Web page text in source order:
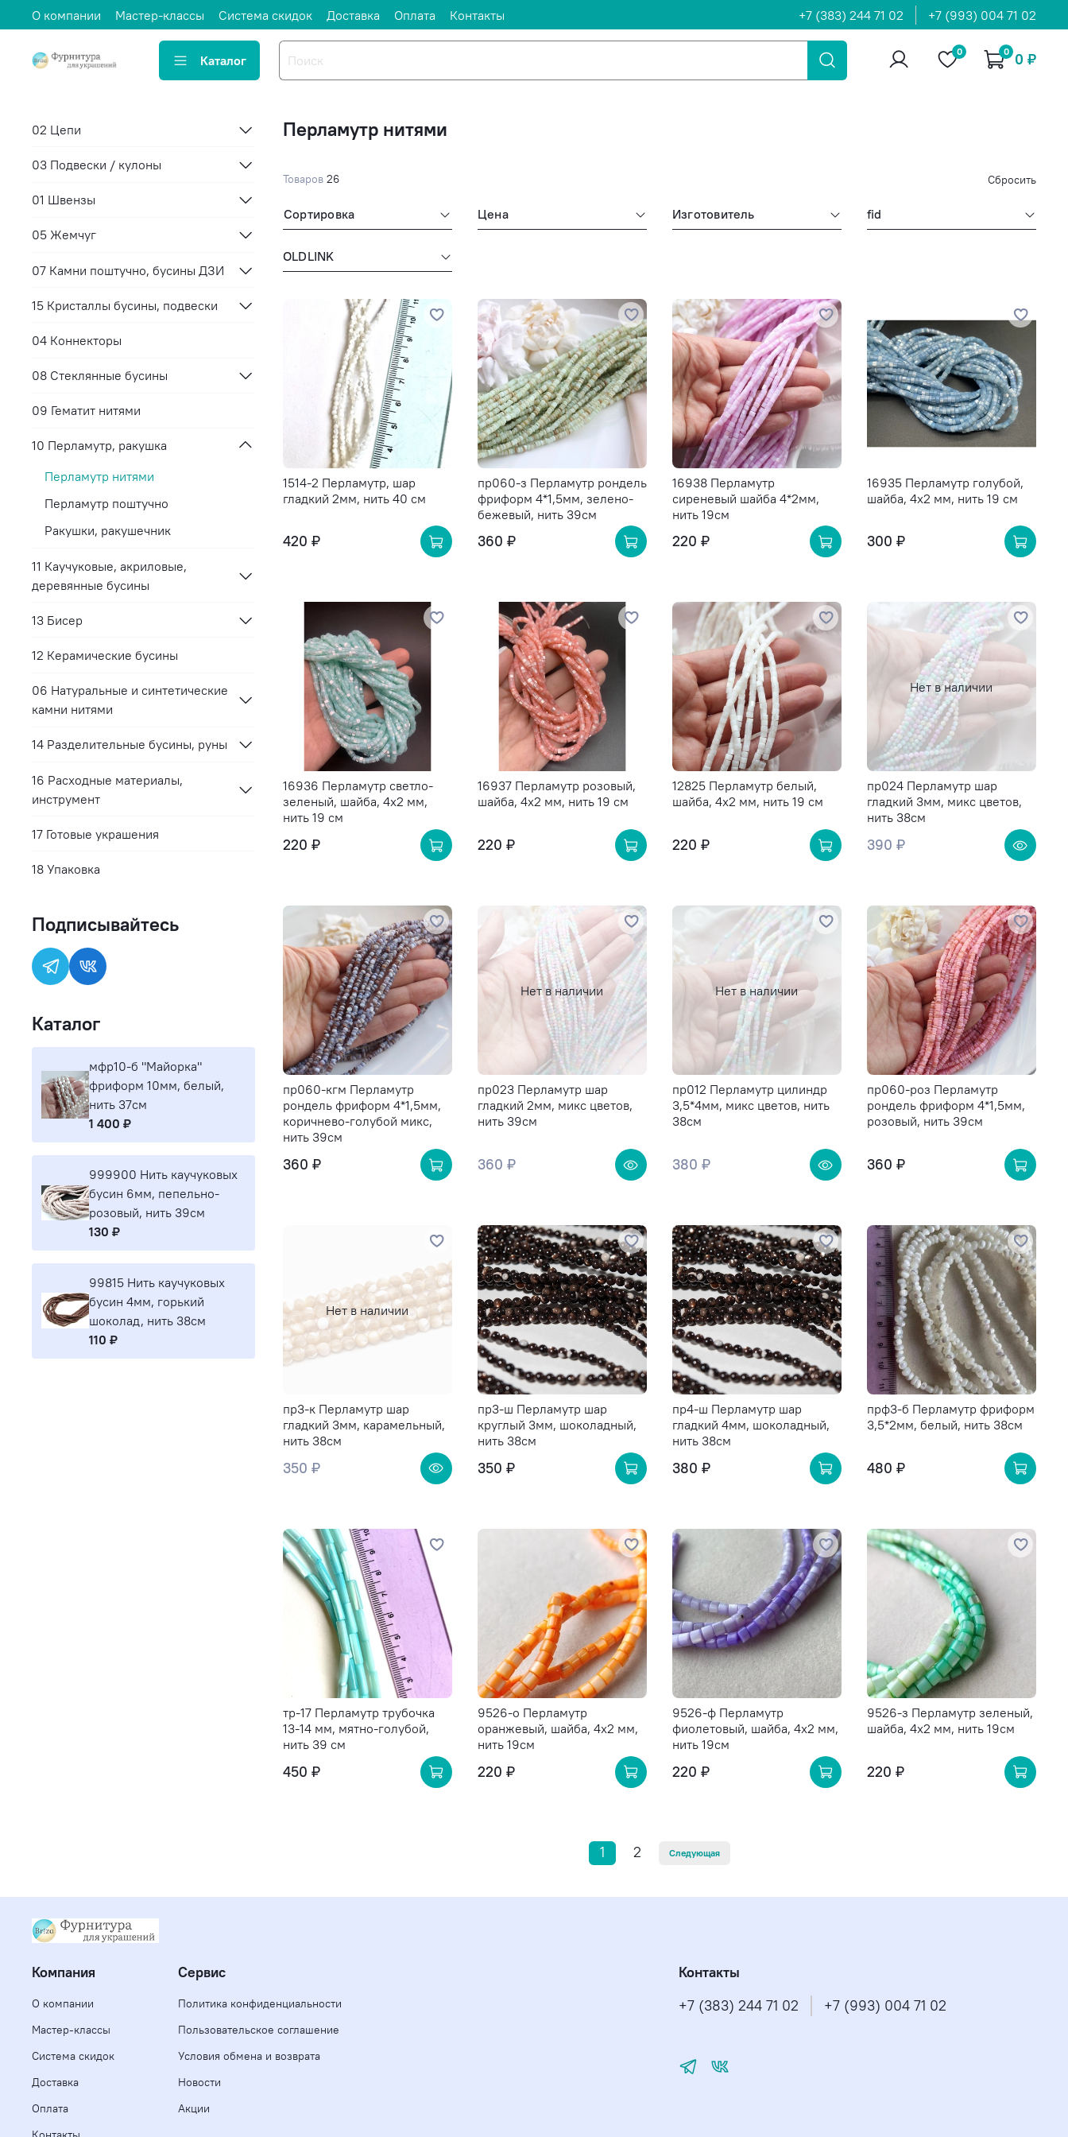
О компании Мастер-классы Система скидок Доставка Оплата Контакты +7 (383) 244 71 02 +7 (993) 004 71 02
Каталог
0 0 0 ₽
Перламутр нитями
Товаров 26 Сбросить
Сортировка Цена Изготовитель fid
OLDLINK
1514-2 Перламутр, шар
гладкий 2мм, нить 40 см
420 ₽
пр060-з Перламутр рондель
фриформ 4*1,5мм, зелено-
бежевый, нить 39см
360 ₽
16938 Перламутр
сиреневый шайба 4*2мм,
нить 19см
220 ₽
16935 Перламутр голубой,
шайба, 4х2 мм, нить 19 см
300 ₽
16936 Перламутр светло-
зеленый, шайба, 4х2 мм,
нить 19 см
220 ₽
16937 Перламутр розовый,
шайба, 4х2 мм, нить 19 см
220 ₽
12825 Перламутр белый,
шайба, 4х2 мм, нить 19 см
220 ₽
Нет в наличии
пр024 Перламутр шар
гладкий 3мм, микс цветов,
нить 38см
390 ₽
пр060-кгм Перламутр
рондель фриформ 4*1,5мм,
коричнево-голубой микс,
нить 39см
360 ₽
Нет в наличии
пр023 Перламутр шар
гладкий 2мм, микс цветов,
нить 39см
360 ₽
Нет в наличии
пр012 Перламутр цилиндр
3,5*4мм, микс цветов, нить
38см
380 ₽
пр060-роз Перламутр
рондель фриформ 4*1,5мм,
розовый, нить 39см
360 ₽
Нет в наличии
пр3-к Перламутр шар
гладкий 3мм, карамельный,
нить 38см
350 ₽
пр3-ш Перламутр шар
круглый 3мм, шоколадный,
нить 38см
350 ₽
пр4-ш Перламутр шар
гладкий 4мм, шоколадный,
нить 38см
380 ₽
прф3-б Перламутр фриформ
3,5*2мм, белый, нить 38см
480 ₽
тр-17 Перламутр трубочка
13-14 мм, мятно-голубой,
нить 39 см
450 ₽
9526-о Перламутр
оранжевый, шайба, 4х2 мм,
нить 19см
220 ₽
9526-ф Перламутр
фиолетовый, шайба, 4х2 мм,
нить 19см
220 ₽
9526-з Перламутр зеленый,
шайба, 4х2 мм, нить 19см
220 ₽
1 2 Следующая
02 Цепи
03 Подвески / кулоны
01 Швензы
05 Жемчуг
07 Камни поштучно, бусины ДЗИ
15 Кристаллы бусины, подвески
04 Коннекторы
08 Стеклянные бусины
09 Гематит нитями
10 Перламутр, ракушка
Перламутр нитями
Перламутр поштучно
Ракушки, ракушечник
11 Каучуковые, акриловые,
деревянные бусины
13 Бисер
12 Керамические бусины
06 Натуральные и синтетические
камни нитями
14 Разделительные бусины, руны
16 Расходные материалы,
инструмент
17 Готовые украшения
18 Упаковка
Подписывайтесь
Каталог
мфр10-б "Майорка"
фриформ 10мм, белый,
нить 37см
1 400 ₽
999900 Нить каучуковых
бусин 6мм, пепельно-
розовый, нить 39см
130 ₽
99815 Нить каучуковых
бусин 4мм, горький
шоколад, нить 38см
110 ₽
Компания
О компании
Мастер-классы
Система скидок
Доставка
Оплата
Сервис
Политика конфиденциальности
Пользовательское соглашение
Условия обмена и возврата
Новости
Акции
Контакты
+7 (383) 244 71 02
+7 (993) 004 71 02